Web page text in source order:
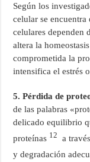
Según los
celular se
celulares dependen
altera la
comprometida la
intensifica el estrés
5. Pérdida de
de las palabras
delicado equilibrio
proteínas 12
a
y degradación